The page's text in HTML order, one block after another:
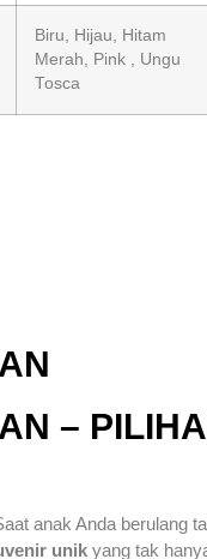
Biru, Hijau, Hitam
Merah, Pink , Ungu
Tosca
–
anak Anda berulang
unik yang tak